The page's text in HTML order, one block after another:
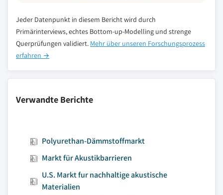
Jeder Datenpunkt in diesem Bericht wird durch
Primärinterviews, echtes Bottom-up-Modelling und strenge
Querprüfungen validiert. Mehr über unseren Forschungsprozess
erfahren →
Verwandte Berichte
Polyurethan-Dämmstoffmarkt
Markt für Akustikbarrieren
U.S. Markt fur nachhaltige akustische
Materialien